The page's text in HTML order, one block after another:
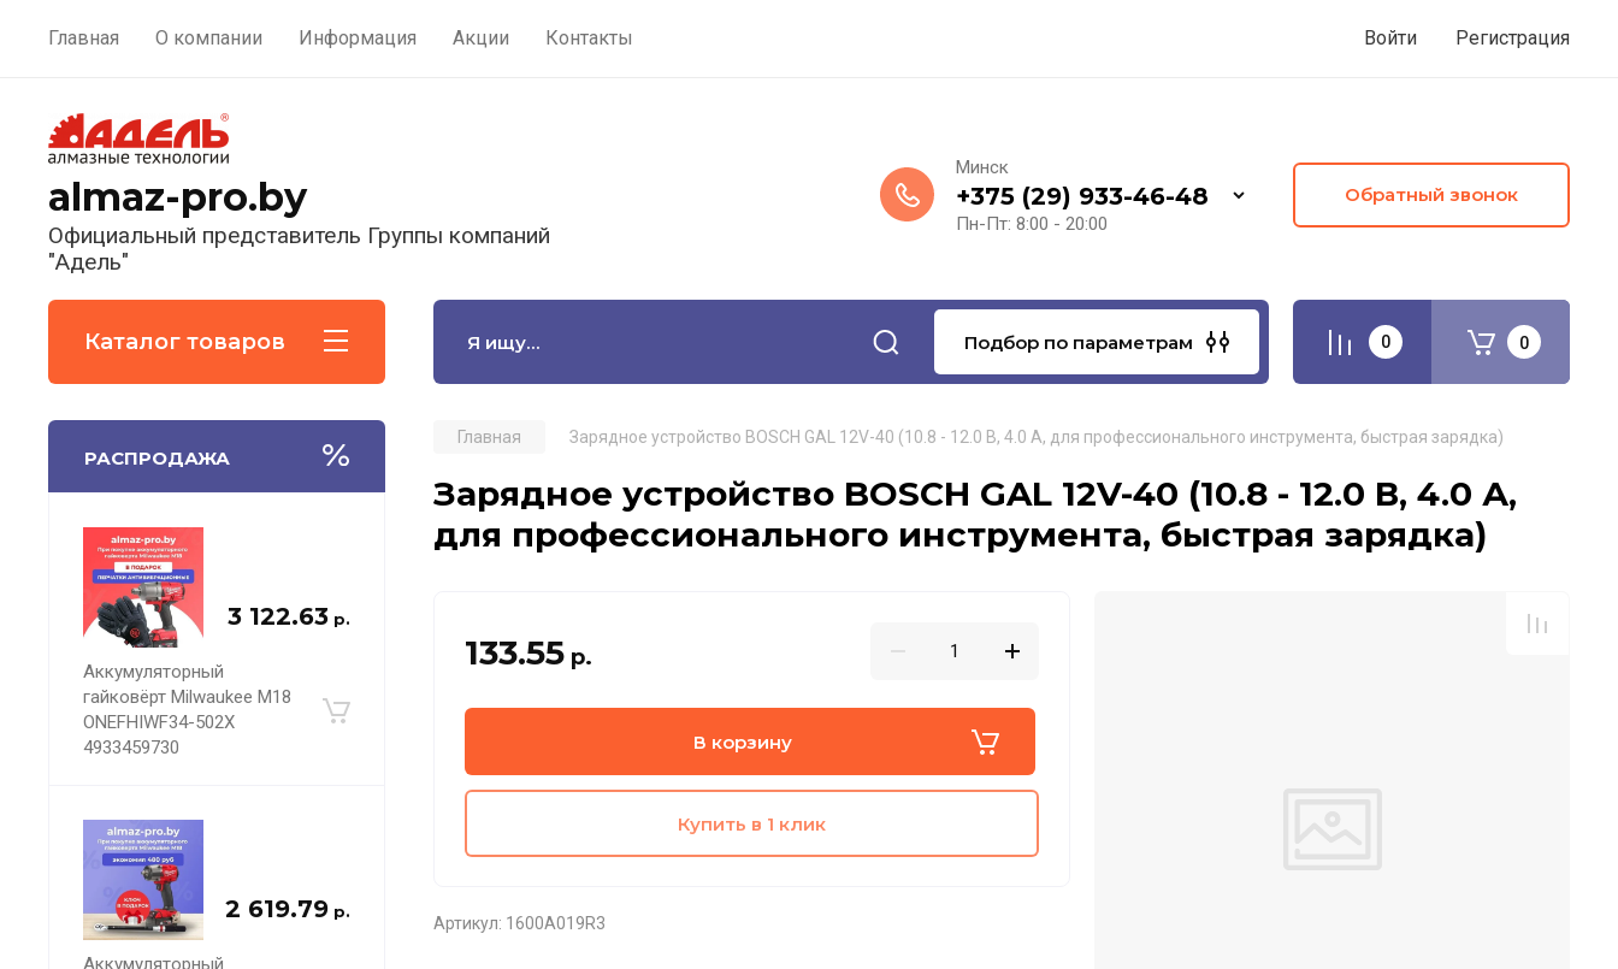
Главная О компании Информация Акции Контакты Войти Регистрация
almaz-pro.by
Официальный представитель Группы компаний
"Адель"
Минск
+375 (29) 933-46-48
Пн-Пт: 8:00 - 20:00
Обратный звонок
Каталог товаров Подбор по параметрам 0 0
РАСПРОДАЖА
3 122.63 р.
Аккумуляторный
гайковёрт Milwaukee M18
ONEFHIWF34-502X
4933459730
2 619.79 р.
Аккумуляторный
Главная Зарядное устройство BOSCH GAL 12V-40 (10.8 - 12.0 В, 4.0 А, для профессионального инструмента, быстрая зарядка)
Зарядное устройство BOSCH GAL 12V-40 (10.8 - 12.0 В, 4.0 А,
для профессионального инструмента, быстрая зарядка)
133.55 р.
В корзину
Купить в 1 клик
Артикул: 1600A019R3